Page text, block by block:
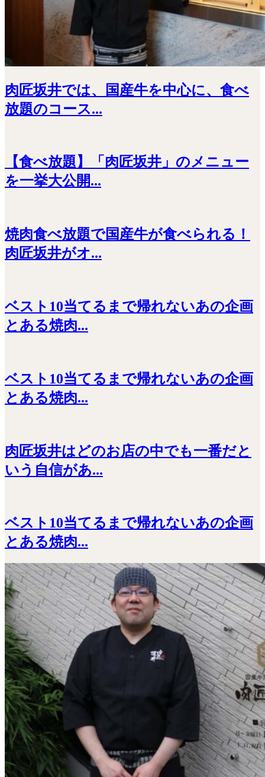
肉匠坂井では、国産牛を中心に、食べ
放題のコース...
【食べ放題】「肉匠坂井」のメニュー
を一挙大公開...
焼肉食べ放題で国産牛が食べられる！
肉匠坂井がオ...
ベスト10当てるまで帰れないあの企画
とある焼肉...
ベスト10当てるまで帰れないあの企画
とある焼肉...
肉匠坂井はどのお店の中でも一番だと
いう自信があ...
ベスト10当てるまで帰れないあの企画
とある焼肉...